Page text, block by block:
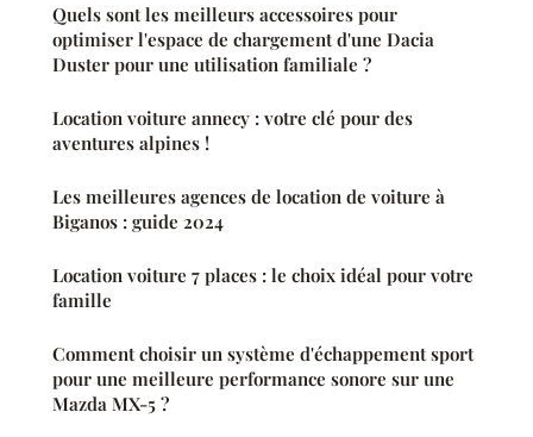
Quels sont les meilleurs accessoires pour
optimiser l'espace de chargement d'une Dacia
Duster pour une utilisation familiale ?
Location voiture annecy : votre clé pour des
aventures alpines !
Les meilleures agences de location de voiture à
Biganos : guide 2024
Location voiture 7 places : le choix idéal pour votre
famille
Comment choisir un système d'échappement sport
pour une meilleure performance sonore sur une
Mazda MX-5 ?